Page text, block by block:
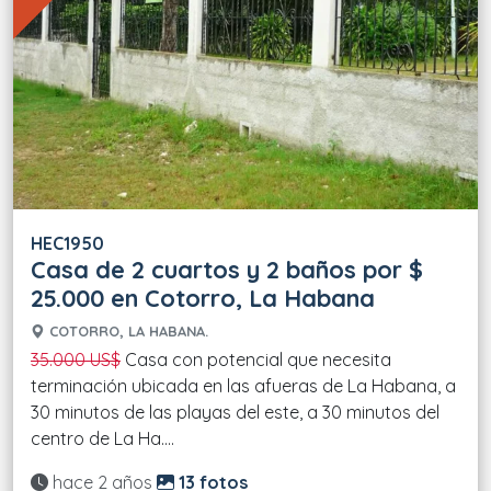
HEC1950
Casa de 2 cuartos y 2 baños por $
25.000 en Cotorro, La Habana
COTORRO, LA HABANA.
35.000 US$ Casa con potencial que necesita
terminación ubicada en las afueras de La Habana, a
30 minutos de las playas del este, a 30 minutos del
centro de La Ha....
Actualizado:
hace 2 años 13 fotos